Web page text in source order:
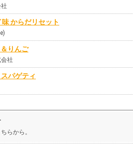
からだリセット
りんご
社
パゲティ
らから。